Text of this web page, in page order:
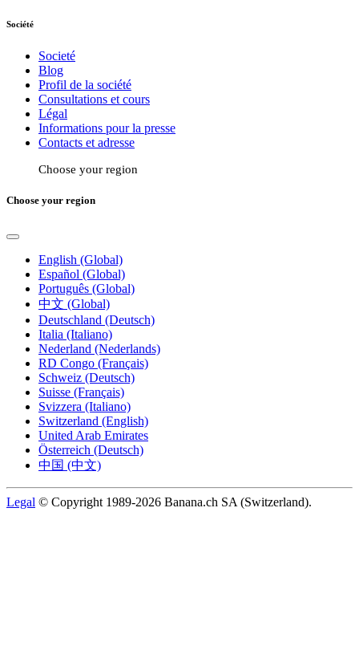
Société
Societé
Blog
Profil de la société
Consultations et cours
Légal
Informations pour la presse
Contacts et adresse
Choose your region
Choose your region
English (Global)
Español (Global)
Português (Global)
中文 (Global)
Deutschland (Deutsch)
Italia (Italiano)
Nederland (Nederlands)
RD Congo (Français)
Schweiz (Deutsch)
Suisse (Français)
Svizzera (Italiano)
Switzerland (English)
United Arab Emirates
Österreich (Deutsch)
中国 (中文)
Legal © Copyright 1989-2026 Banana.ch SA (Switzerland).